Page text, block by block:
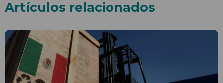
Artículos relacionados